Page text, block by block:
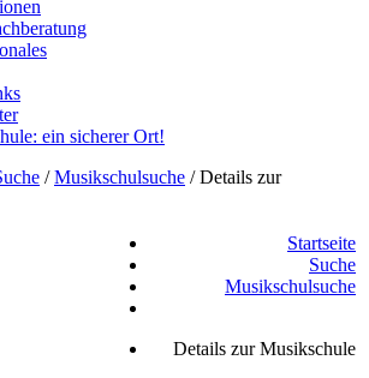
ein sicherer Ort!
/Musikschulsuche /Details zur
Startseite
Suche
Musikschulsuche
Details zur Musikschule